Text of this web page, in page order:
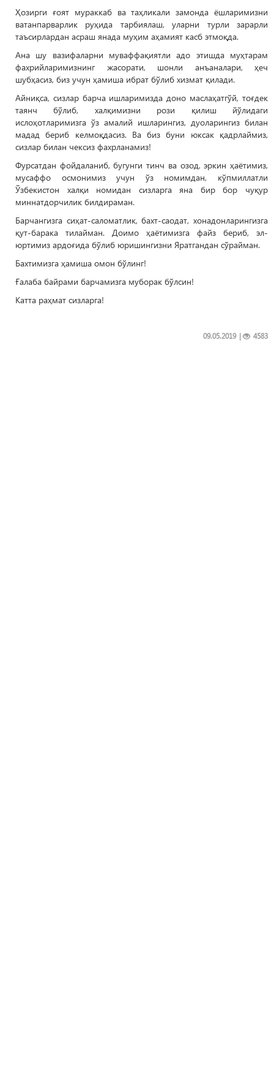
Ҳозирги ғоят мураккаб ва таҳликали замонда ёшларимизни
ватанпарварлик руҳида тарбиялаш, уларни турли зарарли
таъсирлардан асраш янада муҳим аҳамият касб этмоқда.
Ана шу вазифаларни муваффақиятли адо этишда муҳтарам
фахрийларимизнинг жасорати, шонли анъаналари, ҳеч
шубҳасиз, биз учун ҳамиша ибрат бўлиб хизмат қилади.
Айниқса, сизлар барча ишларимизда доно маслаҳатгўй, тоғдек
таянч бўлиб, халқимизни рози қилиш йўлидаги
ислоҳотларимизга ўз амалий ишларингиз, дуоларингиз билан
мадад бериб келмоқдасиз. Ва биз буни юксак қадрлаймиз,
сизлар билан чексиз фахрланамиз!
Фурсатдан фойдаланиб, бугунги тинч ва озод, эркин ҳаётимиз,
мусаффо осмонимиз учун ўз номимдан, кўпмиллатли
Ўзбекистон халқи номидан сизларга яна бир бор чуқур
миннатдорчилик билдираман.
Барчангизга сиҳат-саломатлик, бахт-саодат, хонадонларингизга
қут-барака тилайман. Доимо ҳаётимизга файз бериб, эл-
юртимиз ардоғида бўлиб юришингизни Яратгандан сўрайман.
Бахтимизга ҳамиша омон бўлинг!
Ғалаба байрами барчамизга муборак бўлсин!
Катта раҳмат сизларга!
| 4583
09.05.2019